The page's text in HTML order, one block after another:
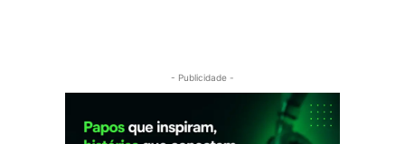
- Publicidade -